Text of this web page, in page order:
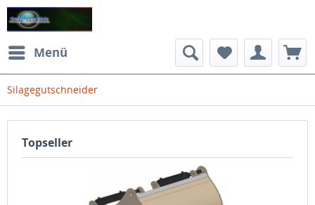
Menü
Silagegutschneider
Topseller